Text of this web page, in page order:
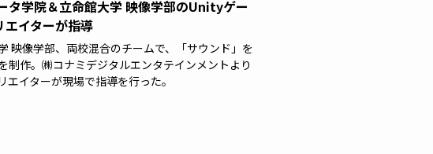
タ学院＆立命館大学 映像学部のUnityゲー
エイターが指導
映像学部、両校混合のチームで、「サウンド」を
制作。㈱コナミデジタルエンタテインメントより
イターが現場で指導を行った。